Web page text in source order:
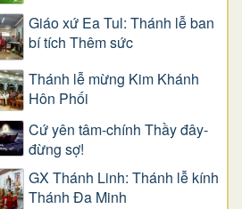
Giáo xứ Ea Tul: Thánh lễ ban
bí tích Thêm sức
Thánh lễ mừng Kim Khánh
Hôn Phối
Cứ yên tâm-chính Thầy đây-
đừng sợ!
GX Thánh Linh: Thánh lễ kính
Thánh Đa Minh